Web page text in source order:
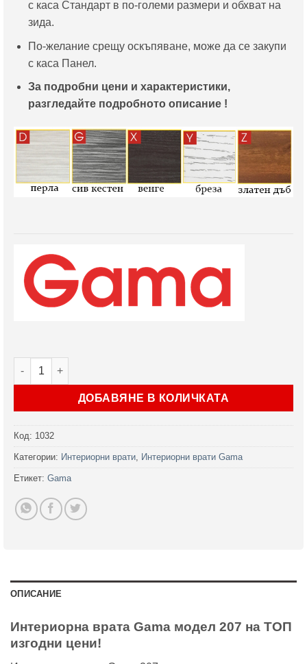
с каса Стандарт в по-големи размери и обхват на
зида.
По-желание срещу оскъпяване, може да се закупи
с каса Панел.
За подробни цени и характеристики,
разгледайте подробното описание !
количество за Интериорна врата Gama модел 207 в 5 цвята
ДОБАВЯНЕ В КОЛИЧКАТА
Код: 1032
Категории: Интериорни врати, Интериорни врати Gama
Етикет: Gama
ОПИСАНИЕ
Интериорна врата Gama модел 207 на ТОП
изгодни цени!